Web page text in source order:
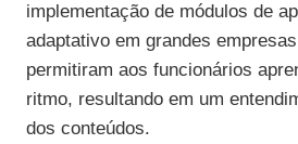
implementação de módulos de
adaptativo em grandes
permitiram aos funcionários
ritmo, resultando em um
dos conteúdos.